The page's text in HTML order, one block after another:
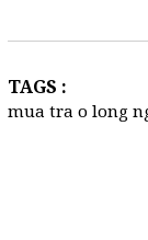
TAGS :
mua tra o long